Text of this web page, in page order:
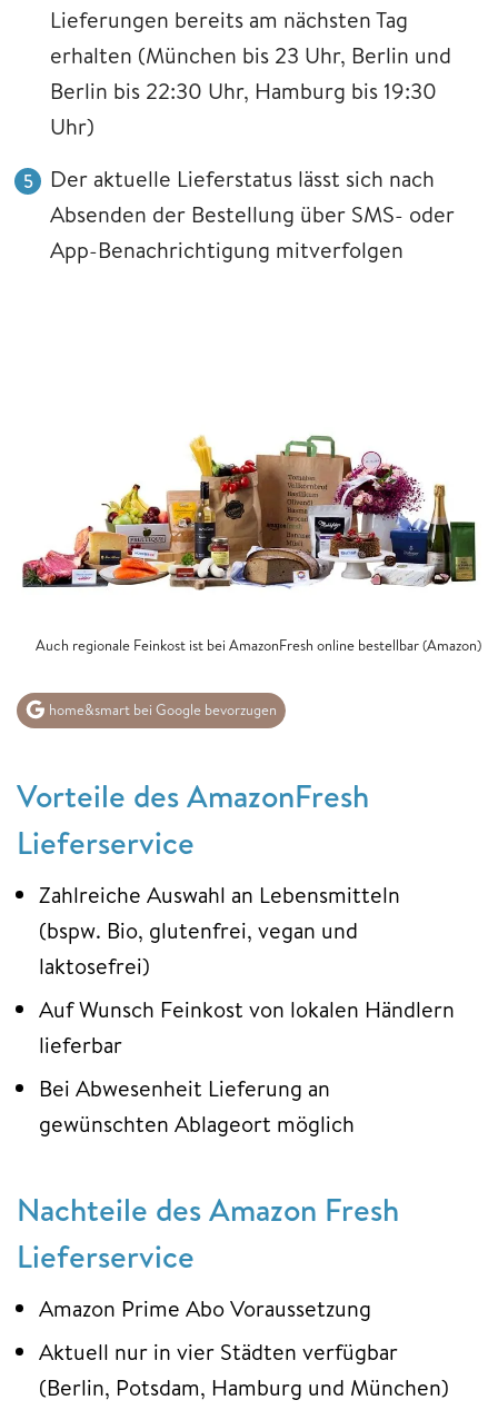
Lieferungen bereits am nächsten Tag
erhalten (München bis 23 Uhr, Berlin und
Berlin bis 22:30 Uhr, Hamburg bis 19:30
Uhr)
Der aktuelle Lieferstatus lässt sich nach
Absenden der Bestellung über SMS- oder
App-Benachrichtigung mitverfolgen
Auch regionale Feinkost ist bei AmazonFresh online bestellbar (Amazon)
home&smart bei Google bevorzugen
Vorteile des AmazonFresh
Lieferservice
Zahlreiche Auswahl an Lebensmitteln
(bspw. Bio, glutenfrei, vegan und
laktosefrei)
Auf Wunsch Feinkost von lokalen Händlern
lieferbar
Bei Abwesenheit Lieferung an
gewünschten Ablageort möglich
Nachteile des Amazon Fresh
Lieferservice
Amazon Prime Abo Voraussetzung
Aktuell nur in vier Städten verfügbar
(Berlin, Potsdam, Hamburg und München)